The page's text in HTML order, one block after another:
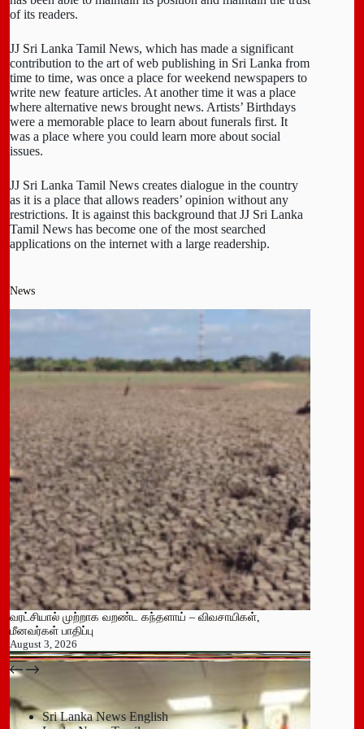
of its readers.
JJ Sri Lanka Tamil News, which has made a significant
contribution to the art of web publishing in Sri Lanka from
time to time, was once a place for weekend newspapers to
write new feature articles. At another time it was a place
where alternative news brought news. Artists’ Birthdays
were a memorable place to learn about funerals first. It
was a place where you could learn more about social
issues.
JJ Sri Lanka Tamil News creates dialogue in the country
as it is a place that allows readers’ opinion without any
restrictions. It is against this background that JJ Sri Lanka
Tamil News has become one of the most searched
applications on the internet with a large readership.
News
வரட்சியால் முற்றாக வறண்ட கந்தளாய் – விவசாயிகள்,
மீனவர்கள் பாதிப்பு
August 3, 2026
பதுளை மாநகர சபையின் NPP உறுப்பினர் திடீர் ராஜினாமா!
July 14, 2026
Sri Lanka News English